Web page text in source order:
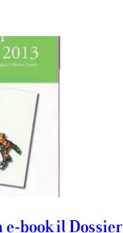
book il Dossier